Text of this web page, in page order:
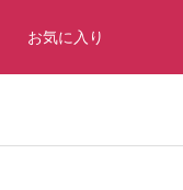
お気に入り